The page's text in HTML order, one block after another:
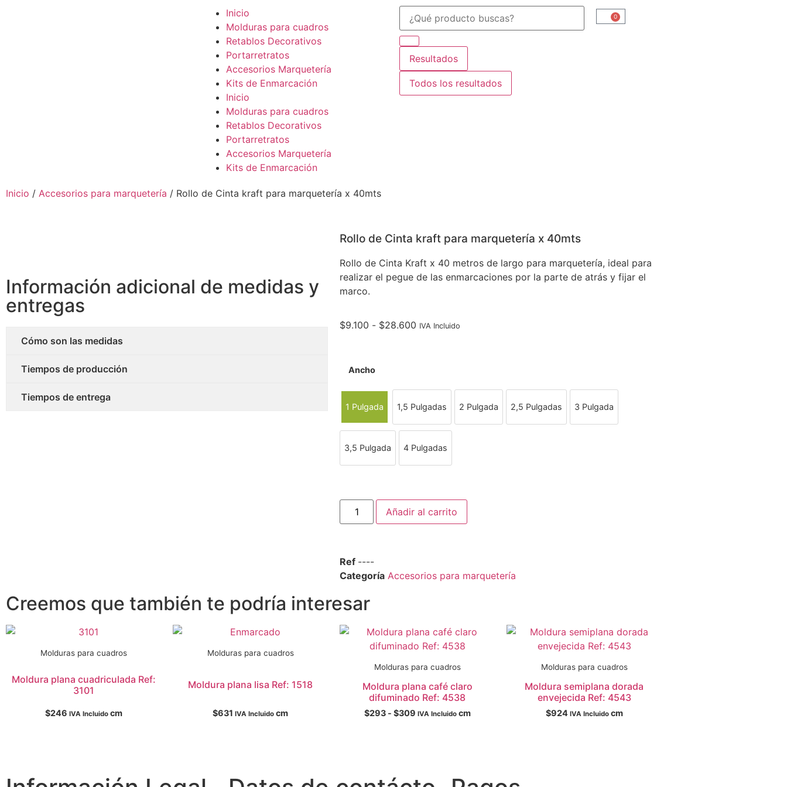
Inicio
Molduras para cuadros
Retablos Decorativos
Portarretratos
Accesorios Marquetería
Kits de Enmarcación
Inicio
Molduras para cuadros
Retablos Decorativos
Portarretratos
Accesorios Marquetería
Kits de Enmarcación
Resultados
Todos los resultados
0
Inicio / Accesorios para marquetería / Rollo de Cinta kraft para marquetería x 40mts
Información adicional de medidas y
entregas
Cómo son las medidas
Tiempos de producción
Tiempos de entrega
Rollo de Cinta kraft para marquetería x 40mts
Rollo de Cinta Kraft x 40 metros de largo para marquetería, ideal para
realizar el pegue de las enmarcaciones por la parte de atrás y fijar el
marco.
$9.100 - $28.600 IVA Incluido
Ancho
1 Pulgada 1,5 Pulgadas 2 Pulgada 2,5 Pulgadas 3 Pulgada
3,5 Pulgada 4 Pulgadas
Añadir al carrito
Ref ----
Categoría Accesorios para marquetería
Creemos que también te podría interesar
Molduras para cuadros
Moldura plana cuadriculada Ref:
3101
$246 IVA Incluidocm
Molduras para cuadros
Moldura plana lisa Ref: 1518
$631 IVA Incluido cm
Molduras para cuadros
Moldura plana café claro
difuminado Ref: 4538
$293 - $309 IVA Incluidocm
Molduras para cuadros
Moldura semiplana dorada
envejecida Ref: 4543
$924 IVA Incluidocm